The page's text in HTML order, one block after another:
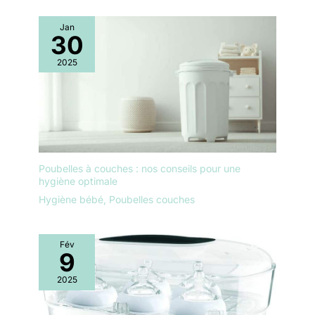
Jan
30
2025
Poubelles à couches : nos conseils pour une
hygiène optimale
Hygiène bébé Poubelles couches
Fév
9
2025